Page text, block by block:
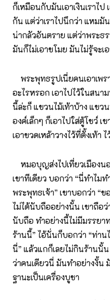
ก็เหมือนกับมันเอาเงินเราไป
กัน แต่ว่าเราไปนึกว่า แหมมั
น่ากลัวอันตราย แต่ว่าพระธ
มันก็ไม่เอาขโมย มันไม่รู้จะเ
พระพุทธรูปเนี่ยคนเอาเพร
อะไรหรอก เอาไปไว้ในสน
นี้ล่ะก็ แขวนไม้เท้าบ้าง แขว
องค์เล็กๆ ก็เอาไปใส่ตู้โชว์ เ
เอาขวดเหล้าวางไว้ที่ตั้งเท้า
หมอบุญส่งไปเที่ยวเมืองน
เขาทีเดียว บอกว่า “นี่ทำไม
พระพุทธเจ้า” เขาบอกว่า “
ไม่ได้นับถืออย่างนั้น เขาถือว่
นับถือ ทำอย่างนี้ไม่มีมรรยา
ร้านนี้” ไอ้นั่นก็บอกว่า “ท่า
นี่” แล้วแกก็เลยไม่กินร้านนั้
ว่าคนเดียวนี่ มันทำอย่างงั้น
ฐานะเป็นเครื่องบูชา